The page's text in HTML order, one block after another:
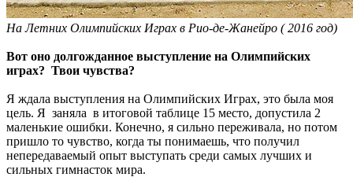
На Летних Олимпийских Играх в Рио-де-Жанейро ( 2016 год)
Вот оно долгожданное выступление на Олимпийских
играх? Твои чувства?
Я ждала выступления на Олимпийских Играх, это была моя
цель. Я заняла в итоговой таблице 15 место, допустила 2
маленькие ошибки. Конечно, я сильно переживала, но потом
пришло то чувство, когда ты понимаешь, что получил
непередаваемый опыт выступать среди самых лучших и
сильных гимнасток мира.